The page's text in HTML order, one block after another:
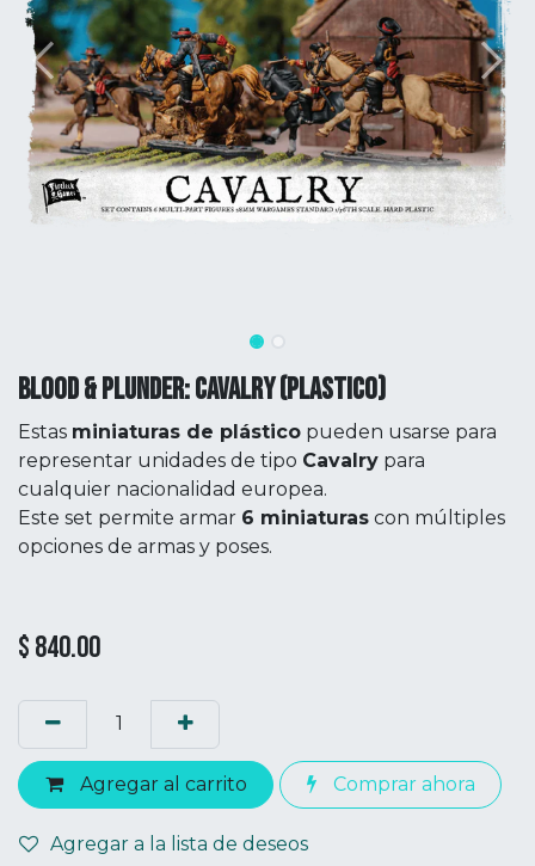
BLOOD & PLUNDER: CAVALRY (PLASTICO)
Estas miniaturas de plástico pueden usarse para
representar unidades de tipo Cavalry para
cualquier nacionalidad europea.
Este set permite armar 6 miniaturas con múltiples
opciones de armas y poses.
$840.00
Agregar al carrito Comprar ahora
Agregar a la lista de deseos